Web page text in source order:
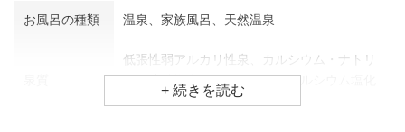
お風呂の種類 温泉、家族風呂、天然温泉
低張性弱アルカリ性泉、カルシウム・ナトリ
ウム硫酸塩泉、ナトリウム・カルシウム塩化